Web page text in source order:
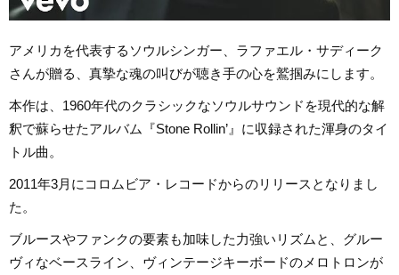
アメリカを代表するソウルシンガー、ラファエル・サディーク
さんが贈る、真摯な魂の叫びが聴き手の心を鷲掴みにします。
本作は、1960年代のクラシックなソウルサウンドを現代的な解
釈で蘇らせたアルバム『Stone Rollin’』に収録された渾身のタイ
トル曲。
2011年3月にコロムビア・レコードからのリリースとなりまし
た。
ブルースやファンクの要素も加味した力強いリズムと、グルー
ヴィなベースライン、ヴィンテージキーボードのメロトロンが